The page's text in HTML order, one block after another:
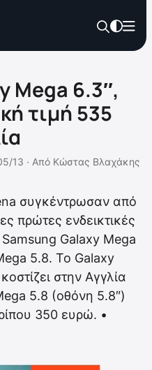
Mega 6.3″,
τιμή 535
13 · Από Κώστας Βλαχάκης
συγκέντρωσαν από
πρώτες ενδεικτικές
Galaxy Mega
5.8. Το Galaxy
στην Αγγλία
5.8 (οθόνη 5.8″)
350 ευρώ. •